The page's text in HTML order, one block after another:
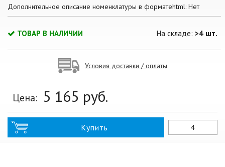
Дополнительное описание номенклатуры в форматеhtml: Нет
ТОВАР В НАЛИЧИИ На складе: >4 шт.
Условия доставки / оплаты
Цена: 5 165 руб.
Купить